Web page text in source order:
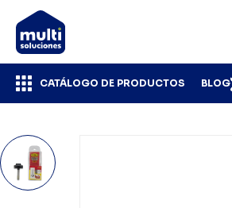
CATÁLOGO DE PRODUCTOS BLOG